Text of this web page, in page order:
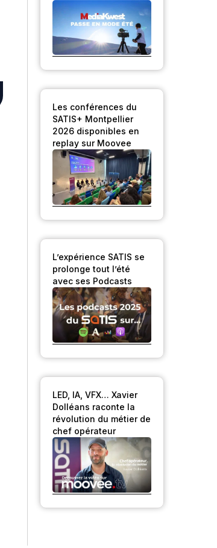
Les conférences du
SATIS+ Montpellier
2026 disponibles en
replay sur Moovee
L’expérience SATIS se
prolonge tout l’été
avec ses Podcasts
LED, IA, VFX… Xavier
Dolléans raconte la
révolution du métier de
chef opérateur